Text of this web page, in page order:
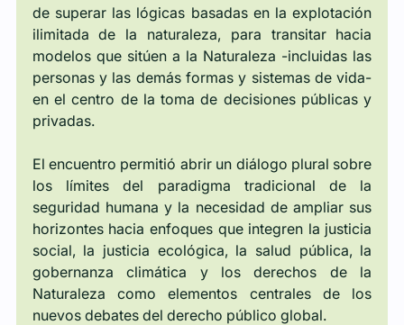
de superar las lógicas basadas en la explotación
ilimitada de la naturaleza, para transitar hacia
modelos que sitúen a la Naturaleza -incluidas las
personas y las demás formas y sistemas de vida-
en el centro de la toma de decisiones públicas y
privadas.
El encuentro permitió abrir un diálogo plural sobre
los límites del paradigma tradicional de la
seguridad humana y la necesidad de ampliar sus
horizontes hacia enfoques que integren la justicia
social, la justicia ecológica, la salud pública, la
gobernanza climática y los derechos de la
Naturaleza como elementos centrales de los
nuevos debates del derecho público global.